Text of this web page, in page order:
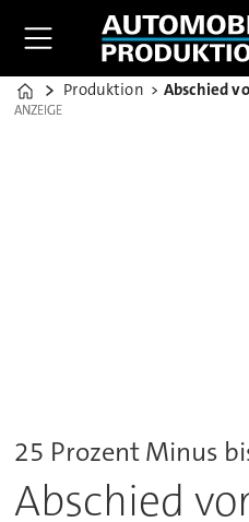
Home
Produktion
ANZEIGE
ANZEIGE
25 Prozent Minus
Abschied